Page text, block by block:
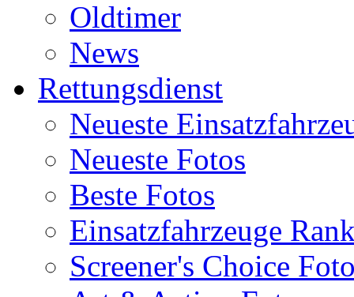
Oldtimer
News
Rettungsdienst
Neueste
Neueste Fotos
Beste Fotos
Einsatzfahrzeuge
Screener's Choice